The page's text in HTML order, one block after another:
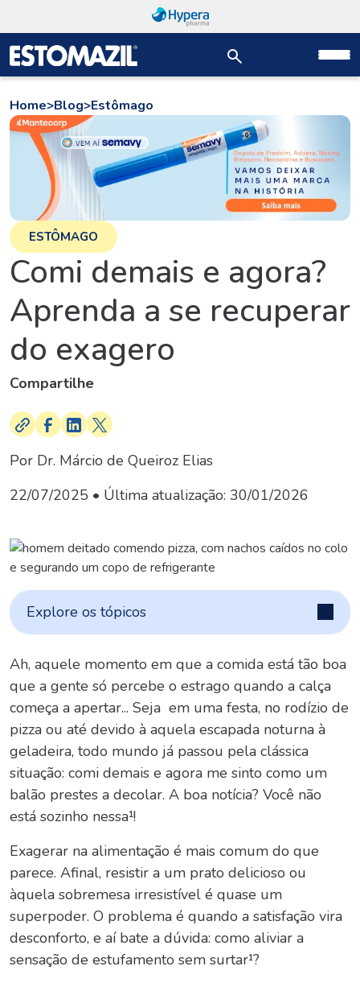
Home>Blog>Estômago
ESTÔMAGO
Comi demais e agora?
Aprenda a se recuperar
do exagero
Compartilhe
Por Dr. Márcio de Queiroz Elias
22/07/2025 • Última atualização: 30/01/2026
Explore os tópicos
Ah, aquele momento em que a comida está tão boa
que a gente só percebe o estrago quando a calça
começa a apertar... Seja em uma festa, no rodízio de
pizza ou até devido à aquela escapada noturna à
geladeira, todo mundo já passou pela clássica
situação: comi demais e agora me sinto como um
balão prestes a decolar. A boa notícia? Você não
está sozinho nessa¹!
Exagerar na alimentação é mais comum do que
parece. Afinal, resistir a um prato delicioso ou
àquela sobremesa irresistível é quase um
superpoder. O problema é quando a satisfação vira
desconforto, e aí bate a dúvida: como aliviar a
sensação de estufamento sem surtar¹?